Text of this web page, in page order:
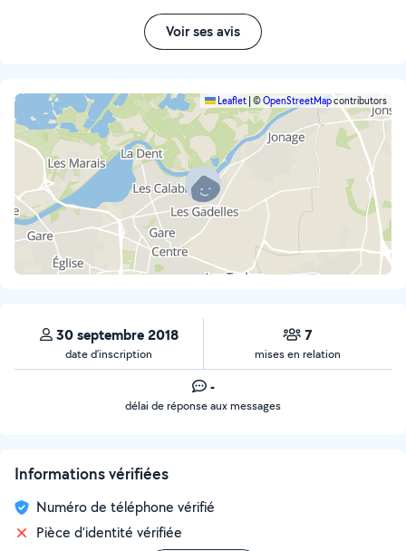
Voir ses avis
Leaflet ©OpenStreetMapcontributors
30 septembre 2018
date d’inscription
7
mises en relation
-
délai de réponse aux messages
Informations vérifiées
Numéro de téléphone vérifié
Pièce d'identité vérifiée